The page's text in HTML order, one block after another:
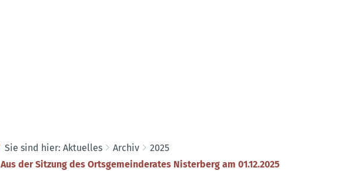
Sie sind hier: Aktuelles Archiv
2025
Aus der Sitzung des Ortsgemeinderates Nisterberg am 01.12.2025